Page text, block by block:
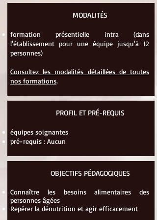
MODALITÉS
formation présentielle intra (dans
l'établissement pour une équipe jusqu'à 12
personnes)
Consultez les modalités détaillées de toutes
nos formations.
PROFIL ET PRÉ-REQUIS
équipes soignantes
pré-requis : Aucun
OBJECTIFS PÉDAGOGIQUES
Connaître les besoins alimentaires des
personnes âgées
Repérer la dénutrition et agir efficacement